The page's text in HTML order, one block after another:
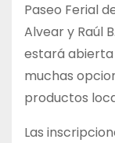
Paseo Ferial
Alvear y Raúl
estará abierta
muchas
productos
Las